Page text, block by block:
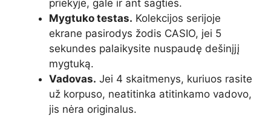
priekyje, gale ir ant sagties.
Mygtuko testas. Kolekcijos serijoje
ekrane pasirodys žodis CASIO, jei 5
sekundes palaikysite nuspaudę dešinįjį
mygtuką.
Vadovas. Jei 4 skaitmenys, kuriuos rasite
už korpuso, neatitinka atitinkamo vadovo,
jis nėra originalus.